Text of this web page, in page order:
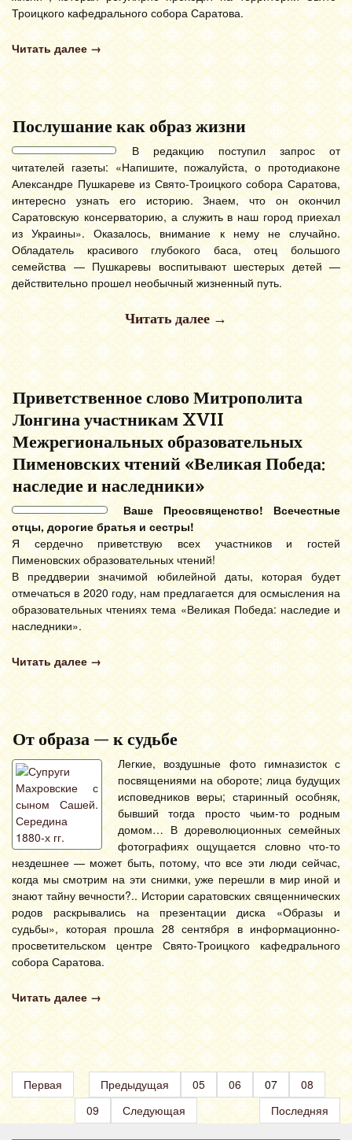
Троицкого кафедрального собора Саратова.
Читать далее →
Послушание как образ жизни
В редакцию поступил запрос от
читателей газеты: «Напишите, пожалуйста, о протодиаконе
Александре Пушкареве из Свято-Троицкого собора Саратова,
интересно узнать его историю. Знаем, что он окончил
Саратовскую консерваторию, а служить в наш город приехал
из Украины». Оказалось, внимание к нему не случайно.
Обладатель красивого глубокого баса, отец большого
семейства — Пушкаревы воспитывают шестерых детей —
действительно прошел необычный жизненный путь.
Читать далее →
Приветственное слово Митрополита
Лонгина участникам XVII
Межрегиональных образовательных
Пименовских чтений «Великая Победа:
наследие и наследники»
Ваше Преосвященство! Всечестные
отцы, дорогие братья и сестры!
Я сердечно приветствую всех участников и гостей
Пименовских образовательных чтений!
В преддверии значимой юбилейной даты, которая будет
отмечаться в 2020 году, нам предлагается для осмысления на
образовательных чтениях тема «Великая Победа: наследие и
наследники».
Читать далее →
От образа — к судьбе
Легкие, воздушные фото гимназисток с
посвящениями на обороте; лица будущих
исповедников веры; старинный особняк,
бывший тогда просто чьим-то родным
домом… В дореволюционных семейных
фотографиях ощущается словно что-то
нездешнее — может быть, потому, что все эти люди сейчас,
когда мы смотрим на эти снимки, уже перешли в мир иной и
знают тайну вечности?.. Истории саратовских священнических
родов раскрывались на презентации диска «Образы и
судьбы», которая прошла 28 сентября в информационно-
просветительском центре Свято-Троицкого кафедрального
собора Саратова.
Читать далее →
Первая Предыдущая 05 06 07
08
09
Следующая Последняя